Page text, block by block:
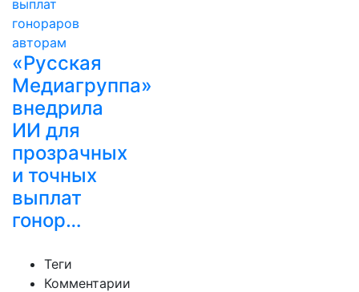
«Русская
Медиагруппа»
внедрила
ИИ для
прозрачных
и точных
выплат
гонор…
Теги
Комментарии